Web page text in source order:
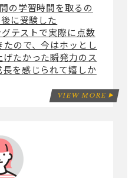
の学習時間を取るの
に受験した
テストで実際に点数
ので、今はホッとし
たかった瞬発力のス
を感じられて嬉しか
VIEW MORE